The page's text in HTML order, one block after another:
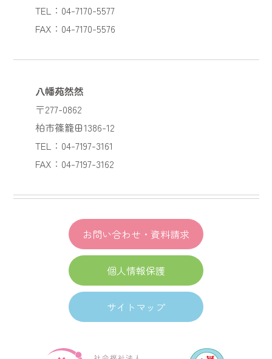
TEL：04-7170-5577
FAX：04-7170-5576
八幡苑然然
〒277-0862
柏市篠籠田1386-12
TEL：04-7197-3161
FAX：04-7197-3162
お問い合わせ・資料請求
個人情報保護
サイトマップ